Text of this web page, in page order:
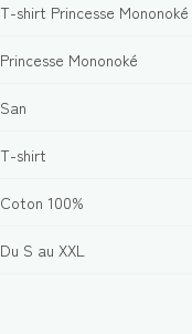
T-shirt Princesse
Princesse Mononoké
San
T-shirt
Coton 100%
Du S au XXL